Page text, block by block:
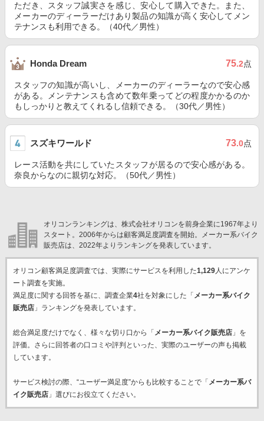
ただき、スタッフ誠実さを感じ、安心して購入できた。また、
メーカーのディーラーだけあり製品の知識が高く安心してメン
テナンスも利用できる。（40代／男性）
Honda Dream 75.2点
スタッフの知識が高いし、メーカーのディーラーなので安心感
がある。メンテナンスも含めて数年乗ってどの程度かかるのか
もしっかりと教えてくれるし信頼できる。（30代／男性）
スズキワールド 73.0点
レース活動を共にしていたスタッフが居るので安心感がある。
奈良からなのに親切な対応。（50代／男性）
オリコンランキングは、株式会社オリコンを前身企業に1967年より
スタート。2006年からは顧客満足度調査を開始。メーカー系バイク
販売店は、2022年よりランキングを発表しています。
オリコン顧客満足度調査では、実際にサービスを利用した1,129人にアンケ
ート調査を実施。
満足度に関する回答を基に、調査企業4社を対象にした「 メーカー系バイク
販売店」ランキングを発表しています。
総合満足度だけでなく、様々な切り口から「 メーカー系バイク販売店」を
評価。さらに回答者の口コミや評判といった、実際のユーザーの声も掲載
しています。
サービス検討の際、“ユーザー満足度”からも比較することで「 メーカー系バ
イク販売店」選びにお役立てください。